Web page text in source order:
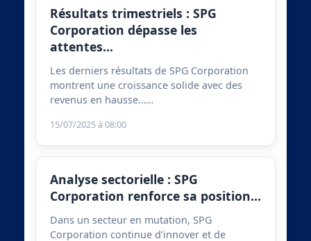
Résultats trimestriels : SPG
Corporation dépasse les
attentes…
Les derniers résultats de SPG Corporation
montrent une croissance solide avec des
revenus en hausse……
15/07/2025 à 08:00
Analyse sectorielle : SPG
Corporation renforce sa position…
Dans un secteur en mutation, SPG
Corporation continue d’innover et de